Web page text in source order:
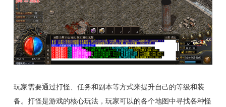
玩家需要通过打怪、任务和副本等方式来提升自己的等级和装
备。打怪是游戏的核心玩法，玩家可以的各个地图中寻找各种怪